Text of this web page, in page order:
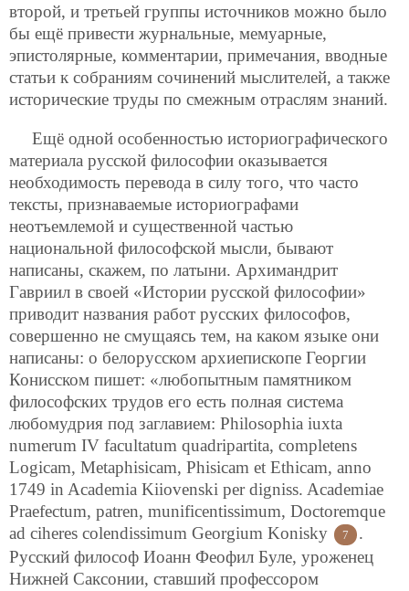
второй, и третьей группы источников можно было
бы ещё привести журнальные, мемуарные,
эпистолярные, комментарии, примечания, вводные
статьи к собраниям сочинений мыслителей, а также
исторические труды по смежным отраслям знаний.
Ещё одной особенностью историографического
материала русской философии оказывается
необходимость перевода в силу того, что часто
тексты, признаваемые историографами
неотъемлемой и существенной частью
национальной философской мысли, бывают
написаны, скажем, по латыни. Архимандрит
Гавриил в своей «Истории русской философии»
приводит названия работ русских философов,
совершенно не смущаясь тем, на каком языке они
написаны: о белорусском архиепископе Георгии
Конисском пишет: «любопытным памятником
философских трудов его есть полная система
любомудрия под заглавием: Philosophia iuxta
numerum IV facultatum quadripartita, completens
Lоgicam, Metaphisicam, Phisicam et Ethicam, anno
1749 in Academia Kiiovenski per digniss. Academiae
Praefectum, patren, munificentissimum, Doctoremque
ad ciheres colendissimum Georgium Konisky
7
.
Русский философ Иоанн Феофил Буле, уроженец
Нижней Саксонии, ставший профессором